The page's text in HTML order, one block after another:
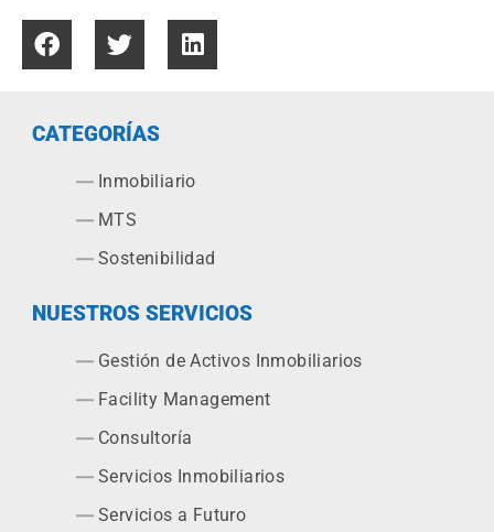
CATEGORÍAS
Inmobiliario
MTS
Sostenibilidad
NUESTROS SERVICIOS
Gestión de Activos Inmobiliarios
Facility Management
Consultoría
Servicios Inmobiliarios
Servicios a Futuro